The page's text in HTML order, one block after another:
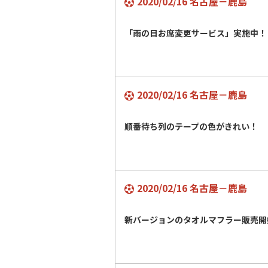
「雨の日お席変更サービス」実施中！
2020/02/16 名古屋－鹿島
順番待ち列のテープの色がきれい！
2020/02/16 名古屋－鹿島
新バージョンのタオルマフラー販売